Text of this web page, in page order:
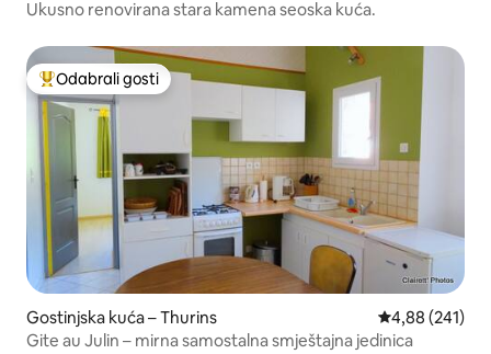
Ukusno renovirana stara kamena seoska kuća.
Među najviše rangiranima s oznakom „Odabrali gosti”
Odabrali gosti
Gostinjska kuća – Thurins Prosječna
4,88 (241)
Gite au Julin – mirna samostalna smještajna jedinica